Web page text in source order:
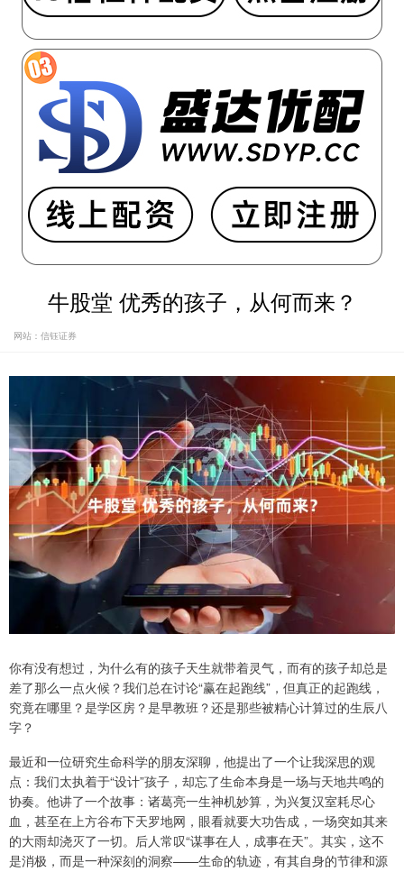
牛股堂 优秀的孩子，从何而来？
网站：信钰证券
你有没有想过，为什么有的孩子天生就带着灵气，而有的孩子却总是
差了那么一点火候？我们总在讨论“赢在起跑线”，但真正的起跑线，
究竟在哪里？是学区房？是早教班？还是那些被精心计算过的生辰八
字？
最近和一位研究生命科学的朋友深聊，他提出了一个让我深思的观
点：我们太执着于“设计”孩子，却忘了生命本身是一场与天地共鸣的
协奏。他讲了一个故事：诸葛亮一生神机妙算，为兴复汉室耗尽心
血，甚至在上方谷布下天罗地网，眼看就要大功告成，一场突如其来
的大雨却浇灭了一切。后人常叹“谋事在人，成事在天”。其实，这不
是消极，而是一种深刻的洞察——生命的轨迹，有其自身的节律和源